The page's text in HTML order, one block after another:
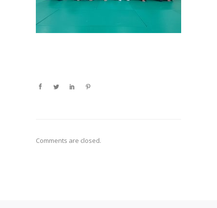
Comments are closed.